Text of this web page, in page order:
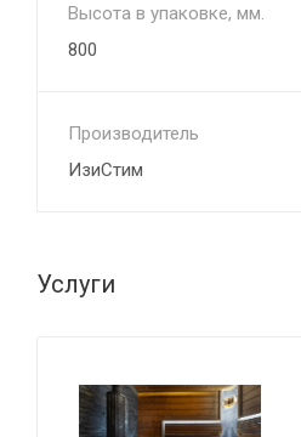
Высота в упаковке, мм.
800
Производитель
ИзиСтим
Услуги